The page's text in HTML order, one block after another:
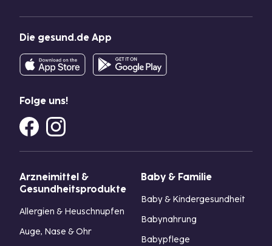
Die gesund.de App
Folge uns!
Arzneimittel &
Gesundheitsprodukte
Allergien & Heuschnupfen
Auge, Nase & Ohr
Baby & Familie
Baby & Kindergesundheit
Babynahrung
Babypflege